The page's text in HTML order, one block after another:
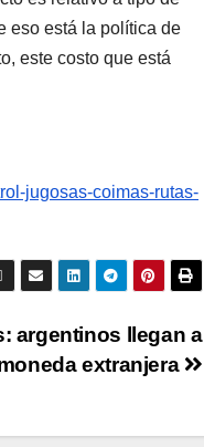
eso está la política de
este costo que está
jugosas-coimas-rutas-
argentinos llegan a
extranjera